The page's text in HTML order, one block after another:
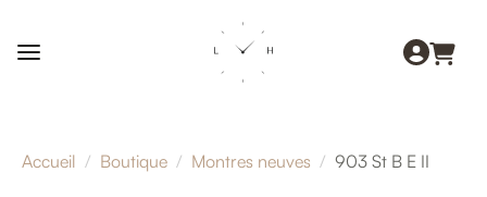
Accueil Boutique Montres neuves 903 St B E II